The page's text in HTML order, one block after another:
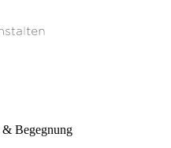
Begegnung